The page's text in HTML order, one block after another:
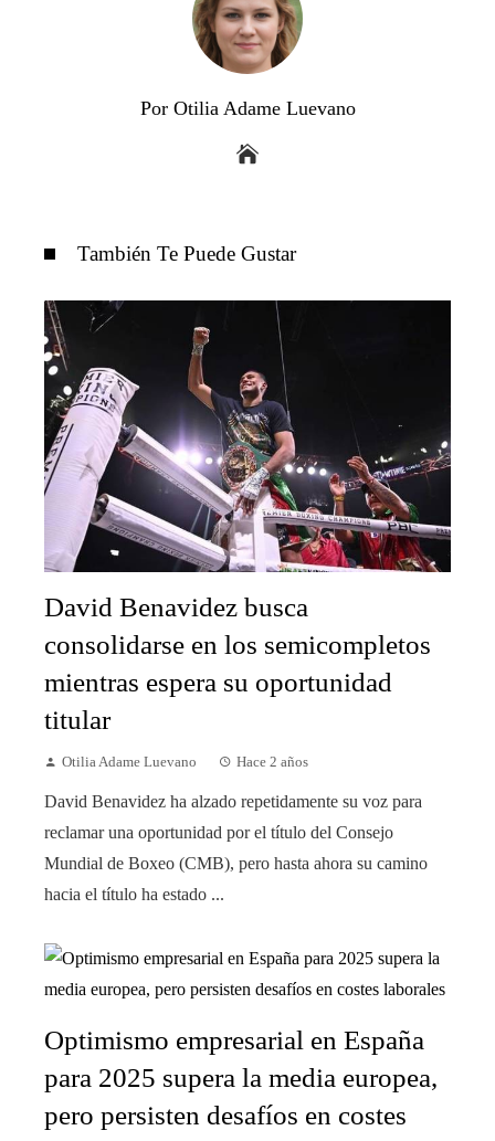
Por Otilia Adame Luevano
También Te Puede Gustar
David Benavidez busca
consolidarse en los semicompletos
mientras espera su oportunidad
titular
Otilia Adame Luevano Hace 2 años
David Benavidez ha alzado repetidamente su voz para
reclamar una oportunidad por el título del Consejo
Mundial de Boxeo (CMB), pero hasta ahora su camino
hacia el título ha estado ...
Optimismo empresarial en España
para 2025 supera la media europea,
pero persisten desafíos en costes